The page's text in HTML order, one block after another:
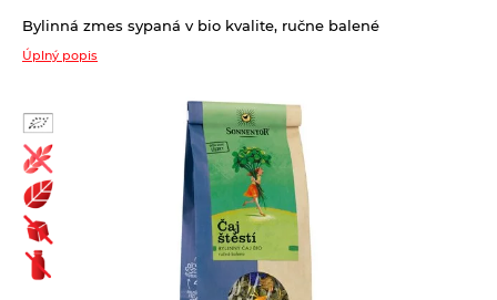
Novinky
Cestoviny
Bezlepkové bezvaječné kukuričné cestoviny
Bezlepkové bezvaječné kukurično-ryžové cestoviny pre deti
Bezlepkové bezvaječné ryžové cestoviny
Bezlepkové bezvaječné strukovinové cestoviny
Čaje
Bioraráškovia Sonnentor
Čaje ako darček ochutnávkové sady Sonnentor
Čaje Dr.Popov
Bylinná zmes sypaná v bio kvalite, ručne balené
Úplný popis